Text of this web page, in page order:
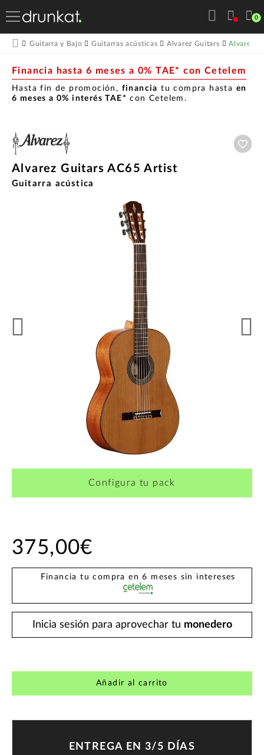
0
Guitarra y Bajo Guitarras acústicas Alvarez Guitars Alvarez
Financia hasta 6 meses a 0% TAE* con Cetelem
Hasta fin de promoción, financia tu compra hasta en
6 meses a 0% interés TAE* con Cetelem.
Alvarez Guitars AC65 Artist
Guitarra acústica
¿Quieres crearte tu propio pack?
Configura tu pack
375,00€
Financia tu compra en 6 meses sin intereses
Inicia sesión para aprovechar tu monedero
Añadir al carrito
ENTREGA EN 3/5 DÍAS